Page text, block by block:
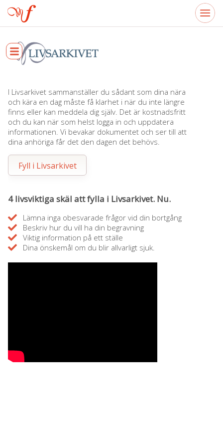
I Livsarkivet sammanställer du sådant som dina nära
och kära en dag måste få klarhet i när du inte längre
finns eller kan meddela dig själv. Det är kostnadsfritt
och du kan när som helst logga in och uppdatera
informationen. Vi bevakar dokumentet och ser till att
dina anhöriga får det den dagen det behövs.
Fyll i Livsarkivet
4 livsviktiga skäl att fylla i Livsarkivet. Nu.
Lämna inga obesvarade frågor vid din bortgång
Beskriv hur du vill ha din begravning
Viktig information på ett ställe
Dina önskemål om du blir allvarligt sjuk.